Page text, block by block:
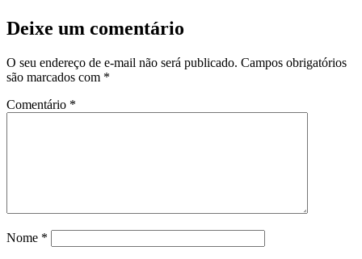
Deixe um comentário
O seu endereço de e-mail não será publicado. Campos obrigatórios
são marcados com *
Comentário *
Nome *